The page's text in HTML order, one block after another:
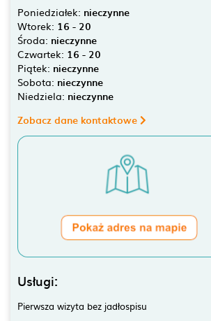
Poniedziałek: nieczynne
Wtorek: 16 - 20
Środa: nieczynne
Czwartek: 16 - 20
Piątek: nieczynne
Sobota: nieczynne
Niedziela: nieczynne
Zobacz dane kontaktowe
Usługi:
Pierwsza wizyta bez jadłospisu